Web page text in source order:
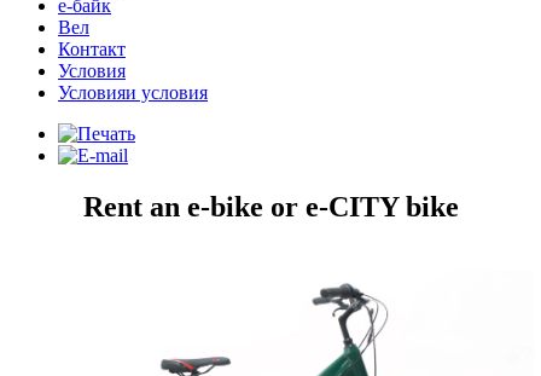
е-байк
Вел
Контакт
Условия
Условияи условия
Rent an e-bike or e-CITY bike